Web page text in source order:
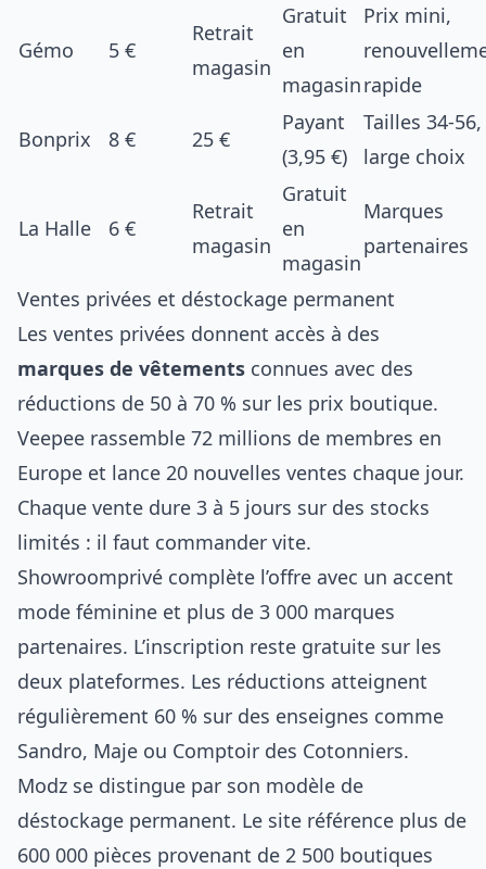
Gémo 5 €
Retrait
magasin
Gratuit
en
magasin
Prix mini,
rapide
Bonprix 8 € 25 €
Payant
(3,95 €)
Tailles 34-56,
large choix
La Halle 6 €
Retrait
magasin
Gratuit
en
magasin
Marques
partenaires
Ventes privées et déstockage permanent
Les ventes privées donnent accès à des
marques de vêtements connues avec des
réductions de 50 à 70 % sur les prix boutique.
Veepee rassemble 72 millions de membres en
Europe et lance 20 nouvelles ventes chaque jour.
Chaque vente dure 3 à 5 jours sur des stocks
limités : il faut commander vite.
Showroomprivé complète l’offre avec un accent
mode féminine et plus de 3 000 marques
partenaires. L’inscription reste gratuite sur les
deux plateformes. Les réductions atteignent
régulièrement 60 % sur des enseignes comme
Sandro, Maje ou Comptoir des Cotonniers.
Modz se distingue par son modèle de
déstockage permanent. Le site référence plus de
600 000 pièces provenant de 2 500 boutiques